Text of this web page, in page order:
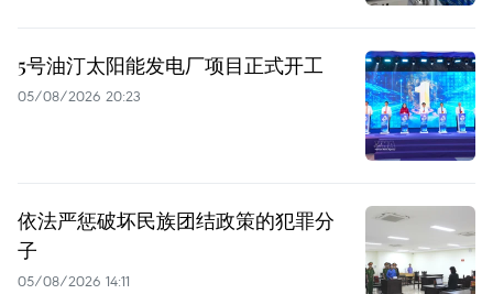
5号油汀太阳能发电厂项目正式开工
05/08/2026 20:23
依法严惩破坏民族团结政策的犯罪分
子
05/08/2026 14:11